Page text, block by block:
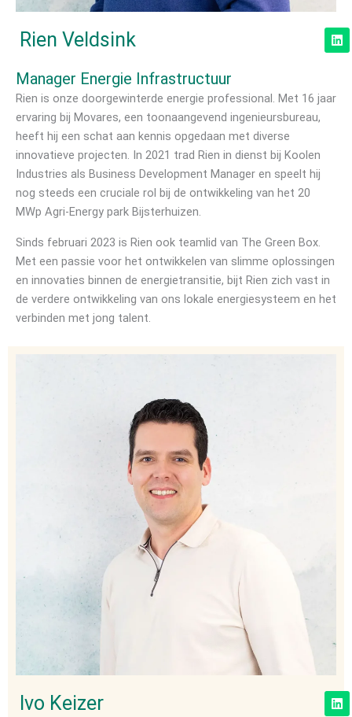
Rien Veldsink
L
i
n
d
Manager Energie Infrastructuur
Rien is onze doorgewinterde energie professional. Met 16 jaar
ervaring bij Movares, een toonaangevend ingenieursbureau,
heeft hij een schat aan kennis opgedaan met diverse
innovatieve projecten. In 2021 trad Rien in dienst bij Koolen
Industries als Business Development Manager en speelt hij
nog steeds een cruciale rol bij de ontwikkeling van het 20
MWp Agri-Energy park Bijsterhuizen.
Sinds februari 2023 is Rien ook teamlid van The Green Box.
Met een passie voor het ontwikkelen van slimme oplossingen
en innovaties binnen de energietransitie, bijt Rien zich vast in
de verdere ontwikkeling van ons lokale energiesysteem en het
verbinden met jong talent.
Ivo Keizer
L
i